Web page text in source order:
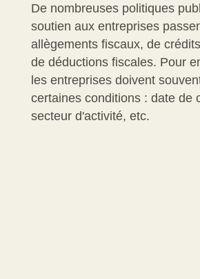
De nombreuses politiques
soutien aux entreprises
allègements fiscaux, de
de déductions fiscales. Pour
les entreprises doivent
certaines conditions : date de
secteur d'activité, etc.